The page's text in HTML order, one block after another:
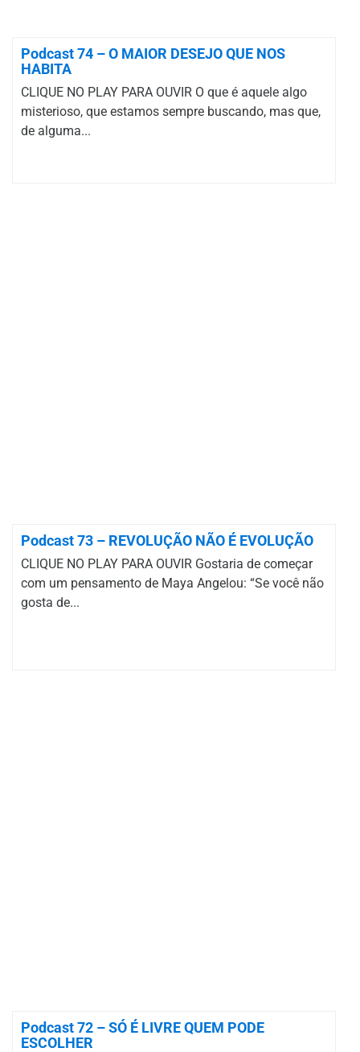
Podcast 74 – O MAIOR DESEJO QUE NOS
HABITA
CLIQUE NO PLAY PARA OUVIR O que é aquele algo
misterioso, que estamos sempre buscando, mas que,
de alguma...
Podcast 73 – REVOLUÇÃO NÃO É EVOLUÇÃO
CLIQUE NO PLAY PARA OUVIR Gostaria de começar
com um pensamento de Maya Angelou: “Se você não
gosta de...
Podcast 72 – SÓ É LIVRE QUEM PODE
ESCOLHER